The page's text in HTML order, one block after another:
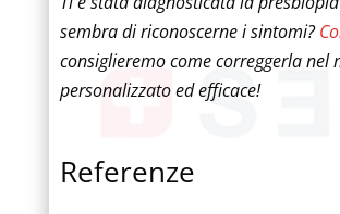
sembra di riconoscerne i sintomi?
consiglieremo come correggerla nel
personalizzato ed efficace!
Referenze